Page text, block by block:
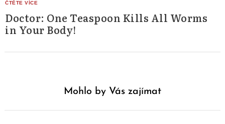
Doctor: One Teaspoon Kills All Worms
in Your Body!
Mohlo by Vás zajímat